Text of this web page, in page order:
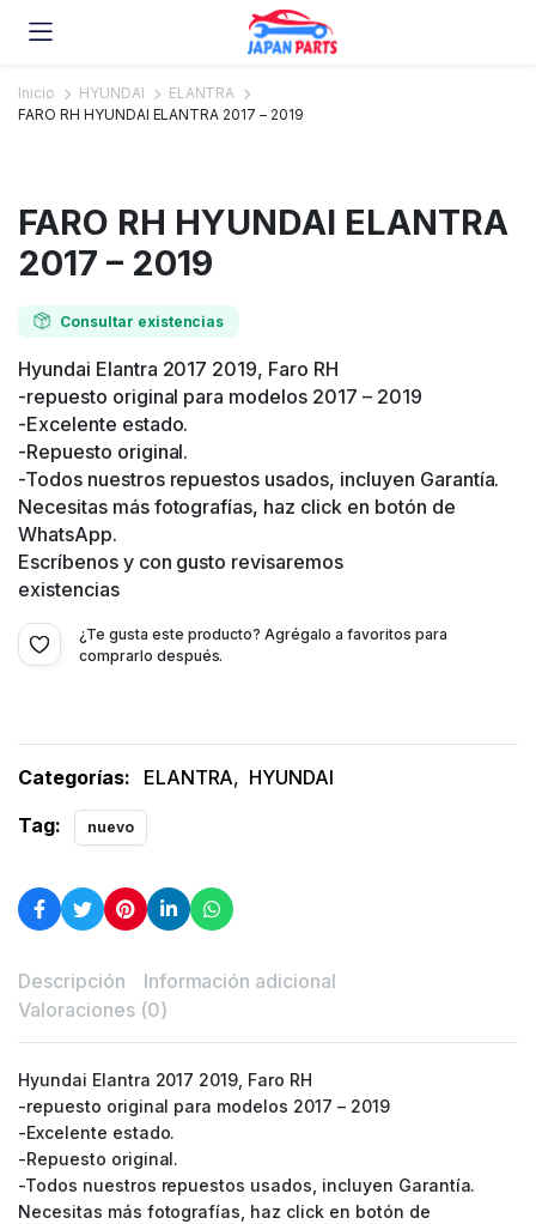
Inicio HYUNDAI
ELANTRA
FARO RH HYUNDAI ELANTRA 2017 – 2019
FARO RH HYUNDAI ELANTRA
2017 – 2019
Consultar existencias
Hyundai Elantra 2017 2019, Faro RH
-repuesto original para modelos 2017 – 2019
-Excelente estado.
-Repuesto original.
-Todos nuestros repuestos usados, incluyen Garantía.
Necesitas más fotografías, haz click en botón de
WhatsApp.
Escríbenos y con gusto revisaremos
existencias
¿Te gusta este producto? Agrégalo a favoritos para
comprarlo después.
Categorías: ELANTRA, HYUNDAI
Tag:
nuevo
Descripción
Información adicional
Valoraciones (0)
Hyundai Elantra 2017 2019, Faro RH
-repuesto original para modelos 2017 – 2019
-Excelente estado.
-Repuesto original.
-Todos nuestros repuestos usados, incluyen Garantía.
Necesitas más fotografías, haz click en botón de